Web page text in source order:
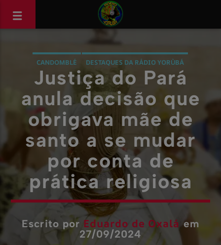
CANDOMBLÉ
DESTAQUES DA RÁDIO YORÙBÁ
MATRIZES AFRICANAS
NOTÍCIAS
Justiça do Pará
anula decisão que
obrigava mãe de
santo a se mudar
por conta de
prática religiosa
Escrito por Eduardo de Oxaláem
27/09/2024